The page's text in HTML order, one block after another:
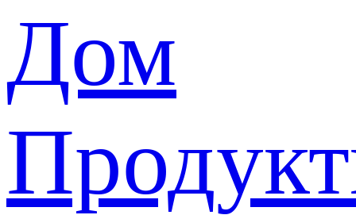
Дом